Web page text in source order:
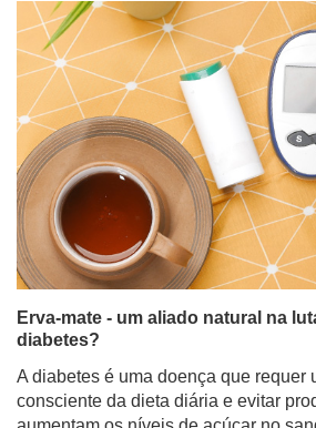
Erva-mate - um aliado natural na
diabetes?
A diabetes é uma doença que requer
consciente da dieta diária e evitar